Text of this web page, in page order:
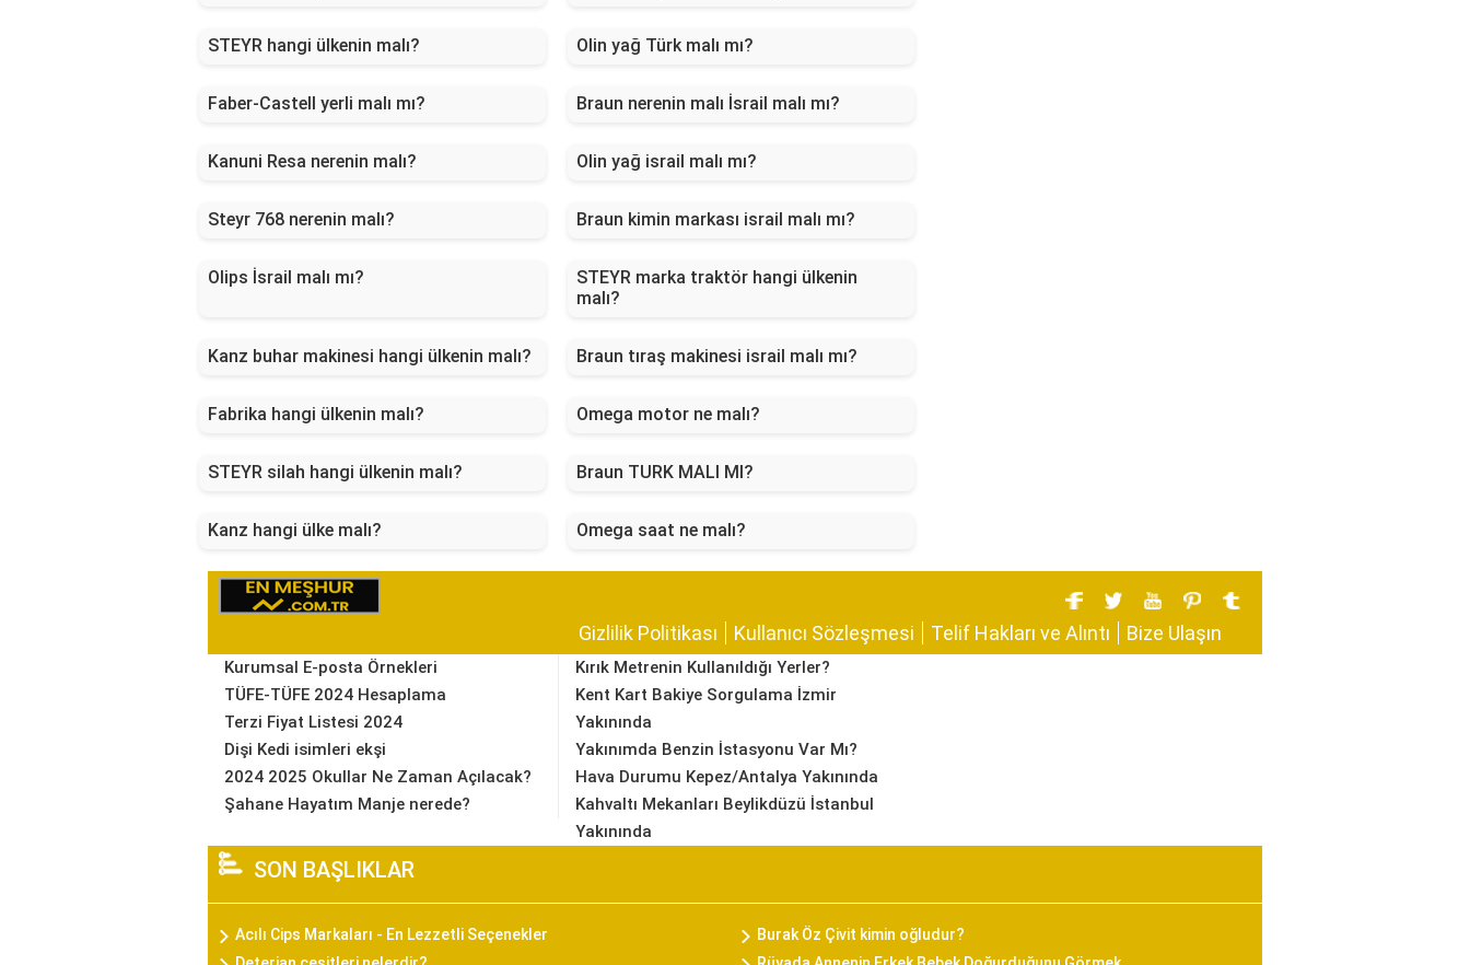
STEYR hangi ülkenin malı? Olin yağ Türk malı mı?
Faber-Castell yerli malı mı? Braun nerenin malı İsrail malı mı?
Kanuni Resa nerenin malı? Olin yağ israil malı mı?
Steyr 768 nerenin malı? Braun kimin markası israil malı mı?
Olips İsrail malı mı?
STEYR marka traktör hangi ülkenin
malı?
Kanz buhar makinesi hangi ülkenin malı? Braun tıraş makinesi israil malı mı?
Fabrika hangi ülkenin malı? Omega motor ne malı?
STEYR silah hangi ülkenin malı? Braun TURK MALI MI?
Kanz hangi ülke malı? Omega saat ne malı?
Gizlilik Politikası Kullanıcı Sözleşmesi Telif Hakları ve Alıntı Bize Ulaşın
Kurumsal E-posta Örnekleri
TÜFE-TÜFE 2024 Hesaplama
Terzi Fiyat Listesi 2024
Dişi Kedi isimleri ekşi
2024 2025 Okullar Ne Zaman Açılacak?
Şahane Hayatım Manje nerede?
Kırık Metrenin Kullanıldığı Yerler?
Kent Kart Bakiye Sorgulama İzmir
Yakınında
Yakınımda Benzin İstasyonu Var Mı?
Hava Durumu Kepez/Antalya Yakınında
Kahvaltı Mekanları Beylikdüzü İstanbul
Yakınında
SON BAŞLIKLAR
Acılı Cips Markaları - En Lezzetli Seçenekler
Burak Öz Çivit kimin oğludur?